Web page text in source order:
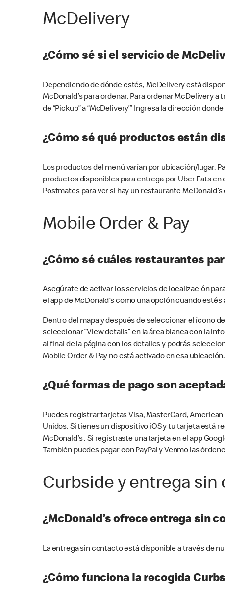
McDelivery
¿Cómo sé si el servicio de
Dependiendo de dónde estés, McDelivery está
McDonald’s para ordenar. Para ordenar McDelivery a
de “Pickup” a “McDelivery’” Ingresa la dirección
¿Cómo sé qué productos están
Los productos del menú varían por ubicación/lugar.
productos disponibles para entrega por Uber Eats en
Postmates para ver si hay un restaurante
Mobile Order & Pay
¿Cómo sé cuáles restaurantes
Asegúrate de activar los servicios de localización
el app de McDonald’s como una opción cuando
Dentro del mapa y después de seleccionar el ícono
seleccionar “View details” en la área blanca con la
al final de la página con los detalles y podrás
Mobile Order & Pay no está activado en esa ubicación.
¿Qué formas de pago son
Puedes registrar tarjetas Visa, MasterCard,
Unidos. Si tienes un dispositivo iOS y tu tarjeta está
McDonald’s . Si registraste una tarjeta en el app
También puedes pagar con PayPal y Venmo las
Curbside y entrega sin
¿McDonald’s ofrece entrega sin
La entrega sin contacto está disponible a través de
¿Cómo funciona la recogida